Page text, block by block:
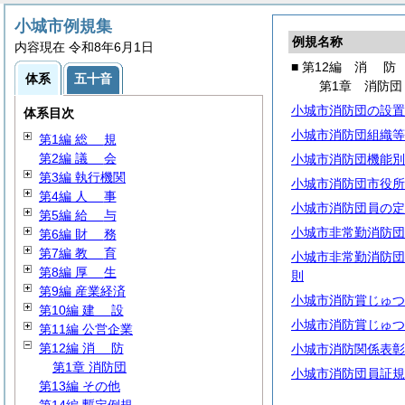
例規名称
■ 第12編 消 防
第1章 消防団
小城市消防団の設
小城市消防団組織
小城市消防団機能
小城市消防団市役
小城市消防団員の
小城市非常勤消防
小城市非常勤消防
則
小城市消防賞じゅ
小城市消防賞じゅ
小城市消防関係表
小城市消防団員証
小城市例規集
内容現在 令和8年6月1日
体系 五十音
体系目次
第1編 総 規
第2編 議 会
第3編 執行機関
第4編 人 事
第5編 給 与
第6編 財 務
第7編 教 育
第8編 厚 生
第9編 産業経済
第10編 建 設
第11編 公営企業
第12編 消 防
第1章 消防団
第13編 その他